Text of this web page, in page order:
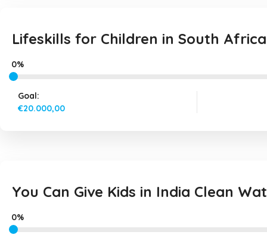
Lifeskills for Children in South Africa
0%
Goal:
€20.000,00
You Can Give Kids in India Clean
0%